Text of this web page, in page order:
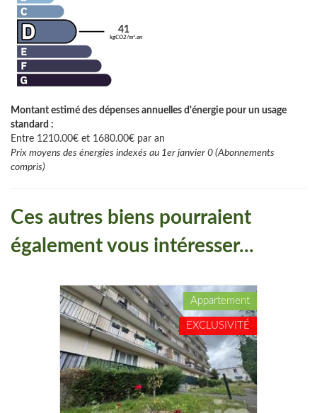
41
kgCO2/m².an
Montant estimé des dépenses annuelles d'énergie pour un usage
standard :
Entre 1210.00€ et 1680.00€ par an
Prix moyens des énergies indexés au 1er janvier 0 (Abonnements
compris)
Ces autres biens pourraient
également vous intéresser...
Appartement
EXCLUSIVITÉ